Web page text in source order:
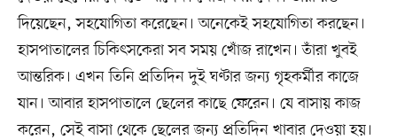
দিয়েছেন, সহযোগিতা করেছেন। অনেকেই সহযোগিতা করছেন।
হাসপাতালের চিকিৎসকেরা সব সময় খোঁজ রাখেন। তাঁরা খুবই
আন্তরিক। এখন তিনি প্রতিদিন দুই ঘণ্টার জন্য গৃহকর্মীর কাজে
যান। আবার হাসপাতালে ছেলের কাছে ফেরেন। যে বাসায় কাজ
করেন, সেই বাসা থেকে ছেলের জন্য প্রতিদিন খাবার দেওয়া হয়।